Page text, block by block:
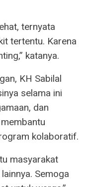
ternyata
tertentu. Karena
katanya.
KH Sabilal
selama ini
dan
kolaboratif.
masyarakat
Semoga